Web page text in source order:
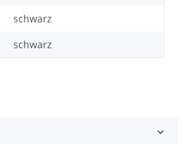
schwarz
schwarz